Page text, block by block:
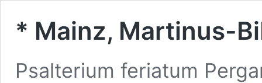
* Mainz, Martinus-
Psalterium feriatum